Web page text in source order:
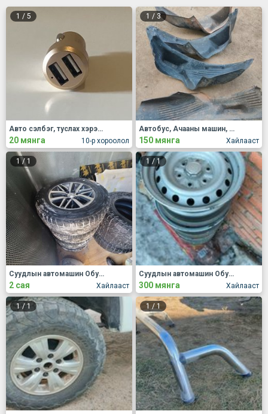
1 / 5
10-р хороолол
Авто сэлбэг, туслах хэрэгсэл Бусад
20 мянга
1 / 3
Хайлааст
Автобус, Ачааны машин, Хүнд механизм Задаргаа, сэлбэг
150 мянга
1 / 1
Хайлааст
Суудлын автомашин Обуд, дугуй
2 сая
1 / 1
Хайлааст
Суудлын автомашин Обуд, дугуй
300 мянга
1 / 1 1 / 1